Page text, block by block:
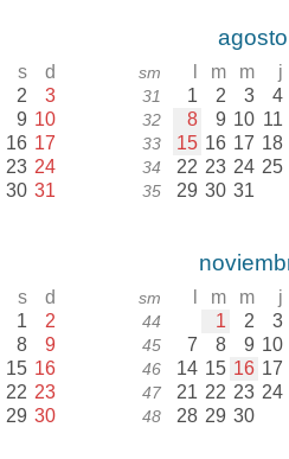
s d
2 3
9 10
16 17
23 24
30 31
agosto
sm m m j
31 1 2 3 4
32 8 9 10 11
33 15 16 17 18
34 22 23 24 25
35 29 30 31
s d
1 2
8 9
15 16
22 23
29 30
sm m m j
44 1 2 3
45 7 8 9 10
46 14 15 16 17
47 21 22 23 24
48 28 29 30